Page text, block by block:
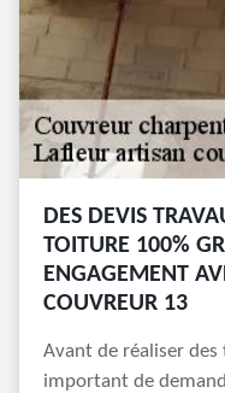
DES DEVIS
TOITURE 100%
ENGAGEMENT
COUVREUR 13
Avant de réaliser
important de